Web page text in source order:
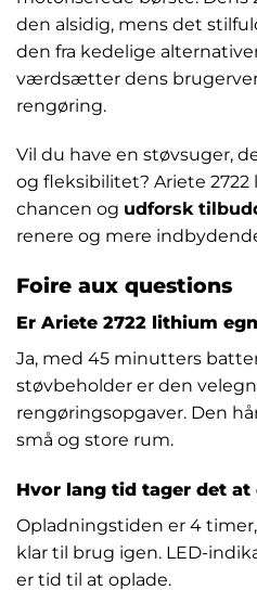
den alsidig, mens det
den fra kedelige
værdsætter dens
rengøring.
Vil du have en støvsuger,
og fleksibilitet? Ariete 2722
chancen og udforsk
renere og mere
Foire aux questions
Er Ariete 2722 lithium
Ja, med 45 minutters
støvbeholder er den
rengøringsopgaver. Den
små og store rum.
Hvor lang tid tager det at
Opladningstiden er 4
klar til brug igen. LED-
er tid til at oplade.